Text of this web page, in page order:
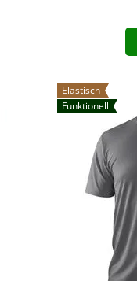
Elastisch
Funktionell